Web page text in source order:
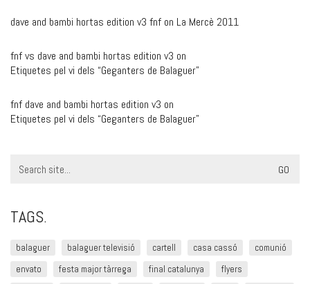
dave and bambi hortas edition v3 fnf on La Mercè 2011
fnf vs dave and bambi hortas edition v3 on
Etiquetes pel vi dels “Geganters de Balaguer”
fnf dave and bambi hortas edition v3 on
Etiquetes pel vi dels “Geganters de Balaguer”
for:
TAGS.
balaguer balaguer televisió cartell casa cassó
comunió
envato
festa major tàrrega final catalunya
flyers